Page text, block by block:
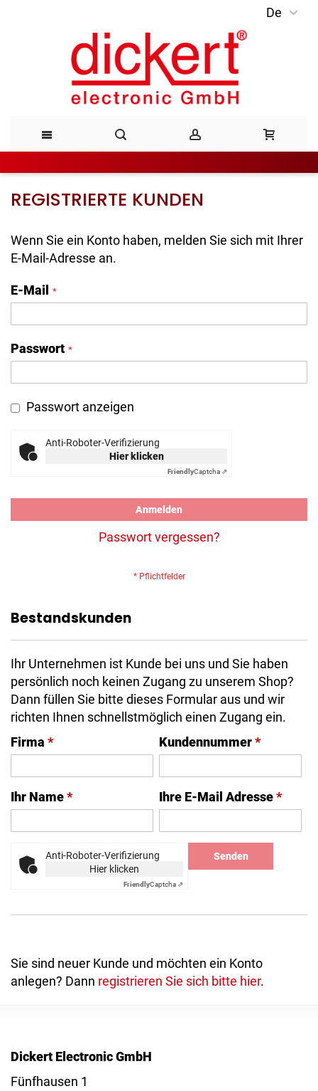
De
Inhalt
REGISTRIERTE KUNDEN
Wenn Sie ein Konto haben, melden Sie sich mit Ihrer
E-Mail-Adresse an.
E-Mail
Passwort
Passwort anzeigen
Anti-Roboter-Verifizierung
Hier klicken
FriendlyCaptcha ⇗
Anmelden
Passwort vergessen?
Bestandskunden
Ihr Unternehmen ist Kunde bei uns und Sie haben
persönlich noch keinen Zugang zu unserem Shop?
Dann füllen Sie bitte dieses Formular aus und wir
richten Ihnen schnellstmöglich einen Zugang ein.
Firma * Kundennummer*
Ihr Name* Ihre E-Mail Adresse*
Anti-Roboter-Verifizierung
Hier klicken
FriendlyCaptcha ⇗
Senden
Sie sind neuer Kunde und möchten ein Konto
anlegen? Dann registrieren Sie sich bitte hier.
Dickert Electronic GmbH
Fünfhausen 1